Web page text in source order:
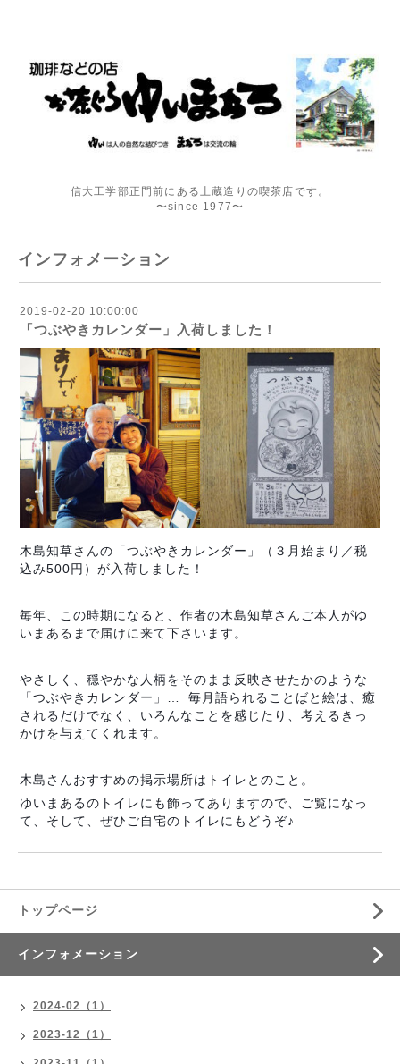
信大工学部正門前にある土蔵造りの喫茶店です。
〜since 1977〜
インフォメーション
2019-02-20 10:00:00
「つぶやきカレンダー」入荷しました！
木島知草さんの「つぶやきカレンダー」（３月始まり／税
込み500円）が入荷しました！
毎年、この時期になると、作者の木島知草さんご本人がゆ
いまあるまで届けに来て下さいます。
やさしく、穏やかな人柄をそのまま反映させたかのような
「つぶやきカレンダー」… 毎月語られることばと絵は、癒
されるだけでなく、いろんなことを感じたり、考えるきっ
かけを与えてくれます。
木島さんおすすめの掲示場所はトイレとのこと。
ゆいまあるのトイレにも飾ってありますので、ご覧になっ
て、そして、ぜひご自宅のトイレにもどうぞ♪
トップページ
インフォメーション
2024-02（1）
2023-12（1）